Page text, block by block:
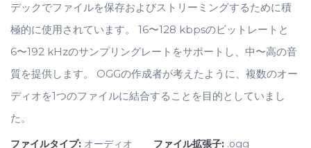
デックでファイルを保存およびストリーミングするために積
極的に使用されています。 16〜128 kbpsのビットレートと
6〜192 kHzのサンプリングレートをサポートし、中〜高の音
質を提供します。 OGGの作成者が考えたように、複数のオー
ディオを1つのファイルに結合することを目的としていまし
た。
ファイルタイプ: オーディオ ファイル拡張子: .ogg